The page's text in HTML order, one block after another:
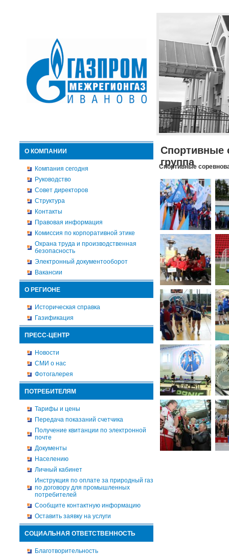
О КОМПАНИИ
Компания сегодня
Руководство
Совет директоров
Структура
Контакты
Правовая информация
Комиссия по корпоративной этике
Охрана труда и производственная
безопасность
Электронный документооборот
Вакансии
О РЕГИОНЕ
Историческая справка
Газификация
ПРЕСС-ЦЕНТР
Новости
СМИ о нас
Фотогалерея
ПОТРЕБИТЕЛЯМ
Тарифы и цены
Передача показаний счетчика
Получение квитанции по электронной
почте
Документы
Населению
Личный кабинет
Инструкция по оплате за природный газ
по договору для промышленных
потребителей
Сообщите контактную информацию
Оставить заявку на услуги
СОЦИАЛЬНАЯ ОТВЕТСТВЕННОСТЬ
Благотворительность
Спортивные
группа
Спортивные